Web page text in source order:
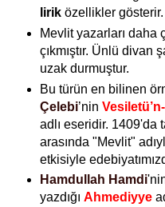
liriközellikler gösterir.
Mevlit yazarları daha
çıkmıştır. Ünlü
uzak durmuştur.
Bu türün en bilinen
Çelebi’nin
adlı eseridir. 1409'da
arasında "Mevlit"
etkisiyle
Hamdullah Hamdi
yazdığı Ahmediyye